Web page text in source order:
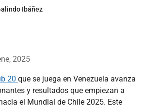
Ibáñez
2025
20 que se juega en Venezuela avanza
y resultados que empiezan a
el Mundial de Chile 2025. Este